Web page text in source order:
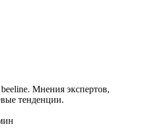
Мнения экспертов,
тенденции.